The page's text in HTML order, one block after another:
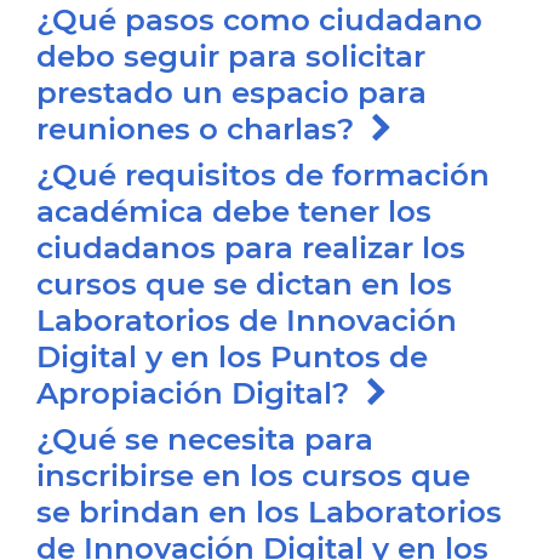
¿Qué pasos como ciudadano
debo seguir para solicitar
prestado un espacio para
reuniones o charlas?
¿Qué requisitos de formación
académica debe tener los
ciudadanos para realizar los
cursos que se dictan en los
Laboratorios de Innovación
Digital y en los Puntos de
Apropiación Digital?
¿Qué se necesita para
inscribirse en los cursos que
se brindan en los Laboratorios
de Innovación Digital y en los